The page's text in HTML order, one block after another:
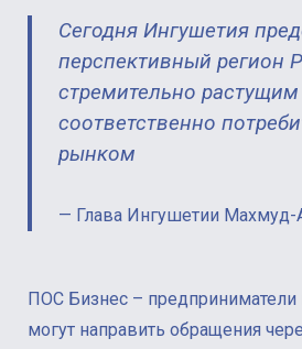
Сегодня Ингушетия
перспективный регион
стремительно
соответственно
рынком
Глава Ингушетии
ПОС Бизнес – предприниматели
могут направить обращения